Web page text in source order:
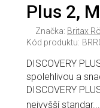
Plus 2,
Značka: Britax
Kód produktu:
DISCOVERY
spolehlivou a
DISCOVERY
nejvyšší standar...